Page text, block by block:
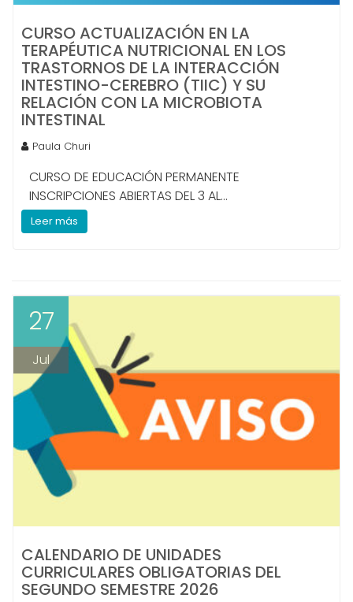
CURSO ACTUALIZACIÓN EN LA
TERAPÉUTICA NUTRICIONAL EN LOS
TRASTORNOS DE LA INTERACCIÓN
INTESTINO-CEREBRO (TIIC) Y SU
RELACIÓN CON LA MICROBIOTA
INTESTINAL
Paula Churi
CURSO DE EDUCACIÓN PERMANENTE
INSCRIPCIONES ABIERTAS DEL 3 AL...
Leer más
27
Jul
CALENDARIO DE UNIDADES
CURRICULARES OBLIGATORIAS DEL
SEGUNDO SEMESTRE 2026